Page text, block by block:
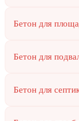
Бетон для
Бетон для
Бетон для